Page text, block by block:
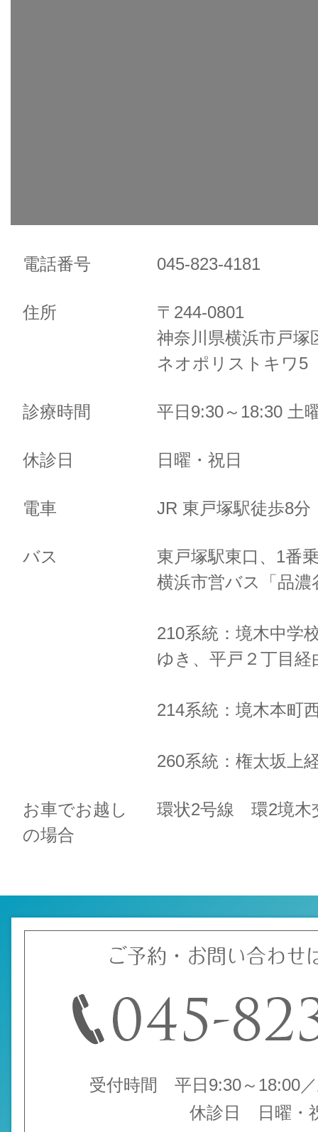
電話番号 045-823-4181
住所
〒244-0801
神奈川県横浜市戸塚
ネオポリストキワ
診療時間 平日9:30～18:30 土
休診日 日曜・祝日
電車 JR 東戸塚駅徒歩8
バス
東戸塚駅東口、1番
横浜市営バス「品
210系統：境木中学
ゆき、 平戸２丁目経
214系統：境木本町
260系統：権太坂上
お車でお越し
の場合
環状2号線 環2境木
ご予約・お問い合わせ
受付時間 平日9:30～18:00
休診日 日曜・